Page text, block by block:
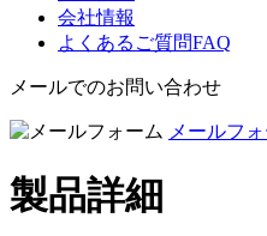
会社情報
よくあるご質問FAQ
メールでのお問い合わせ
メールフ
製品詳細